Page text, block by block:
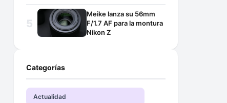
Meike lanza su 56mm
F/1.7 AF para la montura
Nikon Z
Categorías
Actualidad